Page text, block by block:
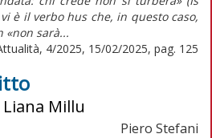
è il verbo hus che, in questo caso,
«non sarà...
4/2025, 15/02/2025, pag. 125
Millu
Piero Stefani